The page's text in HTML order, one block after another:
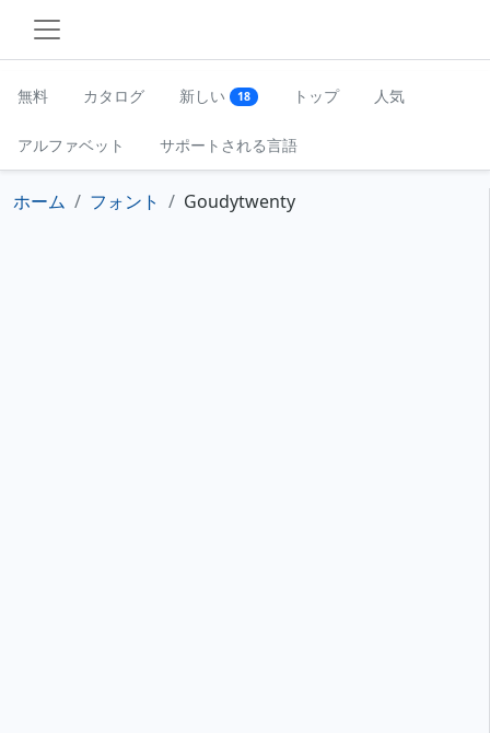
無料 カタログ 新しい 18 トップ 人気
アルファベット サポートされる言語
ホーム フォント Goudytwenty